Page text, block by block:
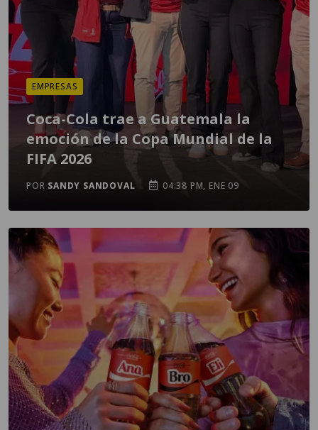
EMPRESAS
Coca-Cola trae a Guatemala la
emoción de la Copa Mundial de la
FIFA 2026
POR SANDY SANDOVAL 04:38 PM, ENE 09